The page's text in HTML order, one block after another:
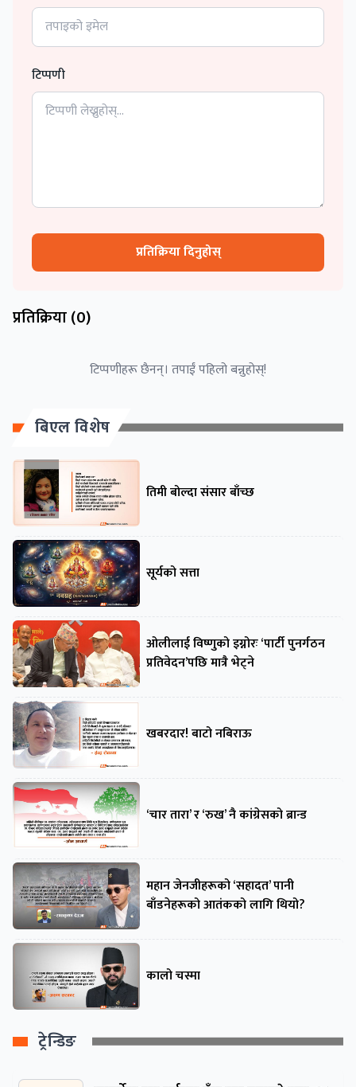
टिप्पणी
प्रतिक्रिया दिनुहोस्
प्रतिक्रिया (0)
टिप्पणीहरू छैनन्। तपाईं पहिलो बन्नुहोस्!
बिएल विशेष
तिमी बोल्दा संसार बाँच्छ
सूर्यको सत्ता
ओलीलाई विष्णुको इग्नोरः ‘पार्टी पुनर्गठन
प्रतिवेदन’पछि मात्रै भेट्ने
खबरदार! बाटो नबिराऊ
‘चार तारा’ र ‘रुख’ नै कांग्रेसको ब्रान्ड
महान जेनजीहरूको ‘सहादत’ पानी
बाँडनेहरूको आतंकको लागि थियो?
कालो चस्मा
ट्रेन्डिङ